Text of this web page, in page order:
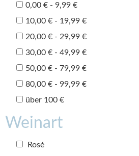
0,00 € - 9,99 €
10,00 € - 19,99 €
20,00 € - 29,99 €
30,00 € - 49,99 €
50,00 € - 79,99 €
80,00 € - 99,99 €
über 100 €
Weinart
Rosé